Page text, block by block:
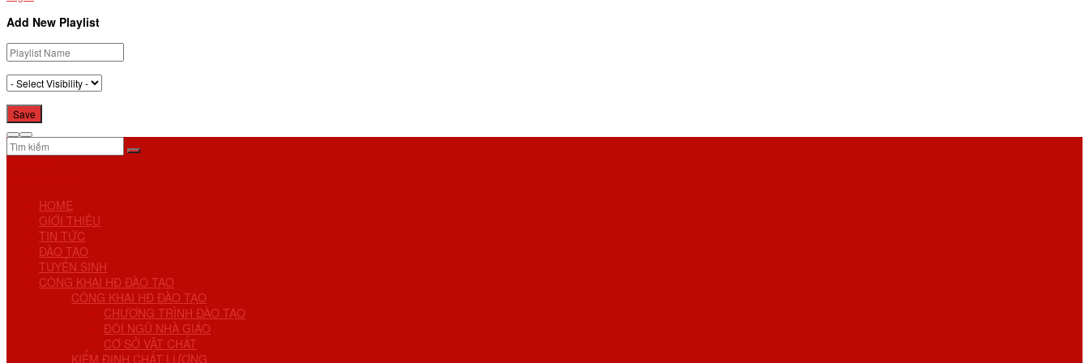
Add New Playlist
HOME
GIỚI THIỆU
TIN TỨC
ĐÀO TẠO
TUYỂN SINH
CÔNG KHAI HĐ ĐÀO TẠO
CÔNG KHAI HĐ ĐÀO TẠO
CHƯƠNG TRÌNH ĐÀO TẠO
ĐỘI NGŨ NHÀ GIÁO
CƠ SỞ VẬT CHẤT
KIỂM ĐỊNH CHẤT LƯỢNG